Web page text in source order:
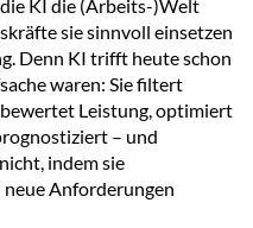
KI die (Arbeits-)Welt
sie sinnvoll einsetzen
Denn KI trifft heute schon
waren: Sie filtert
Leistung, optimiert
– und
indem sie
Anforderungen